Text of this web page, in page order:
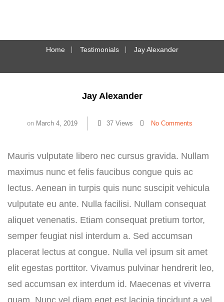
Home Testimonials Jay Alexander
Jay Alexander
on March 4, 2019 37 Views No Comments
Mauris vulputate libero nec cursus gravida. Nullam
maximus nunc et felis faucibus congue quis ac
lectus. Aenean in turpis quis nunc suscipit vehicula
vulputate eu ante. Nulla facilisi. Nullam consequat
aliquet venenatis. Etiam consequat pretium tortor,
semper feugiat nisl interdum a. Sed accumsan
placerat lectus at congue. Nulla vel ipsum sit amet
elit egestas porttitor. Vivamus pulvinar hendrerit leo,
sed accumsan ex interdum id. Maecenas et viverra
quam. Nunc vel diam eget est lacinia tincidunt a vel